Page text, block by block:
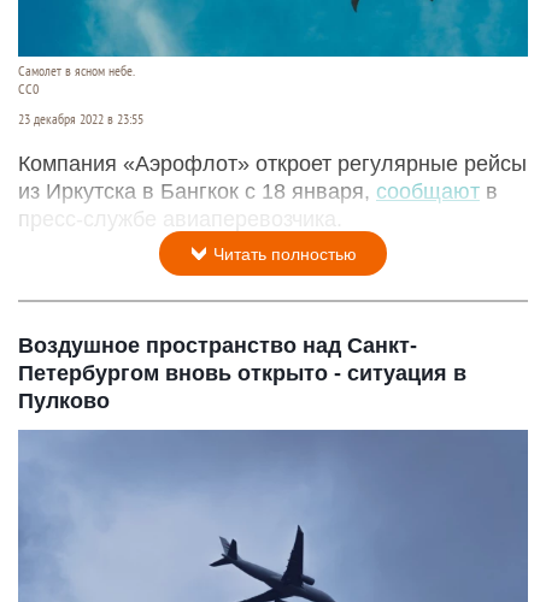
Самолет в ясном небе.
СС0
23 декабря 2022 в 23:55
Компания «Аэрофлот» откроет регулярные рейсы
из Иркутска в Бангкок с 18 января, сообщают в
пресс-службе авиаперевозчика.
Читать полностью
Воздушное пространство над Санкт-
Петербургом вновь открыто - ситуация в
Пулково